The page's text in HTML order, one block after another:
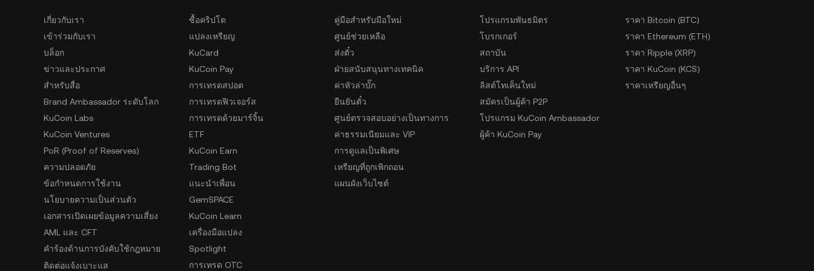
เกี่ยวกับเรา
เข้าร่วมกับเรา
บล็อก
ข่าวและประกาศ
สำหรับสื่อ
Brand Ambassador ระดับโลก
KuCoin Labs
KuCoin Ventures
PoR (Proof of Reserves)
ความปลอดภัย
ข้อกำหนดการใช้งาน
นโยบายความเป็นส่วนตัว
เอกสารเปิดเผยข้อมูลความเสี่ยง
AML และ CFT
คำร้องด้านการบังคับใช้กฎหมาย
ติดต่อแจ้งเบาะแส
ซื้อคริปโต
แปลงเหรียญ
KuCard
KuCoin Pay
การเทรดสปอต
การเทรดฟิวเจอร์ส
การเทรดด้วยมาร์จิ้น
ETF
KuCoin Earn
Trading Bot
แนะนำเพื่อน
GemSPACE
KuCoin Learn
เครื่องมือแปลง
Spotlight
การเทรด OTC
คู่มือสำหรับมือใหม่
ศูนย์ช่วยเหลือ
ส่งตั๋ว
ฝ่ายสนับสนุนทางเทคนิค
ค่าหัวล่าบั๊ก
ยืนยันตั๋ว
ศูนย์ตรวจสอบอย่างเป็นทางการ
ค่าธรรมเนียมและ VIP
การดูแลเป็นพิเศษ
เหรียญที่ถูกเพิกถอน
แผนผังเว็บไซต์
โปรแกรมพันธมิตร
โบรกเกอร์
สถาบัน
บริการ API
ลิสต์โทเค็นใหม่
สมัครเป็นผู้ค้า P2P
โปรแกรม KuCoin Ambassador
ผู้ค้า KuCoin Pay
ราคา Bitcoin (BTC)
ราคา Ethereum (ETH)
ราคา Ripple (XRP)
ราคา KuCoin (KCS)
ราคาเหรียญอื่นๆ